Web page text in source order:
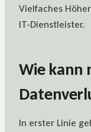
Vielfaches
IT-Dienstleister.
Wie kann
In erster Linie